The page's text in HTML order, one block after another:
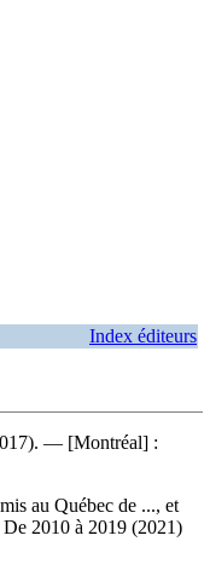
Index éditeurs
— [Montréal] :
au Québec de ..., et
2010 à 2019 (2021)